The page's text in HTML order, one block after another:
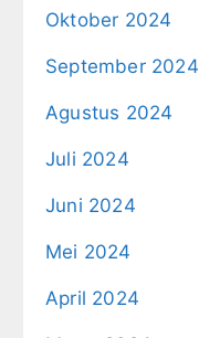
Oktober 2024
September 2024
Agustus 2024
Juli 2024
Juni 2024
Mei 2024
April 2024